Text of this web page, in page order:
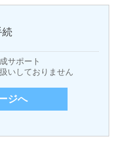
続
サポート
いしておりません
ジへ